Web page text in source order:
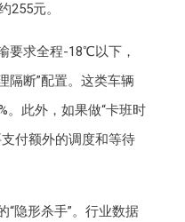
255元。
要求全程-18℃以下，
隔断”配置。这类车辆
。此外，如果做“卡班时
付额外的调度和等待
“隐形杀手”。行业数据